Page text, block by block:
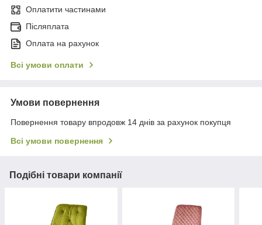
Оплатити частинами
Післяплата
Оплата на рахунок
Всі умови оплати
Умови повернення
Повернення товару впродовж 14 днів за рахунок покупця
Всі умови повернення
Подібні товари компанії